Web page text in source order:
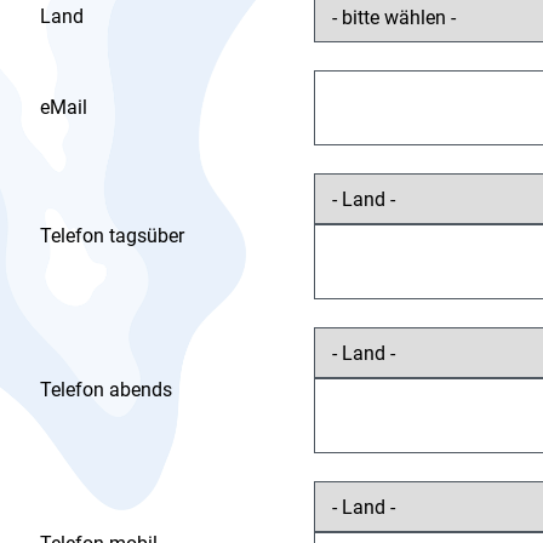
Land
eMail
Telefon tagsüber
Telefon abends